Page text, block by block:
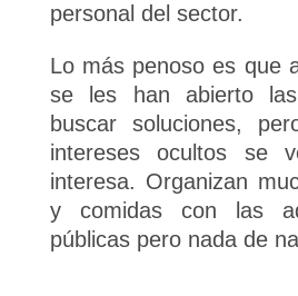
personal del sector.
Lo más penoso es que
se les han abierto
buscar soluciones,
intereses ocultos se
interesa. Organizan
y comidas con las
públicas pero nada de